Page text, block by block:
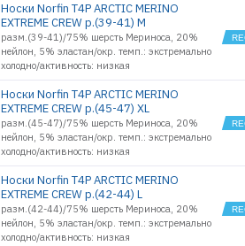
Носки Norfin T4P ARCTIC MERINO
EXTREME CREW р.(39-41) M
разм.(39-41)/75% шерсть Мериноса, 20%
нейлон, 5% эластан/окр. темп.: экстремально
холодно/активность: низкая
Носки Norfin T4P ARCTIC MERINO
EXTREME CREW р.(45-47) XL
разм.(45-47)/75% шерсть Мериноса, 20%
нейлон, 5% эластан/окр. темп.: экстремально
холодно/активность: низкая
Носки Norfin T4P ARCTIC MERINO
EXTREME CREW р.(42-44) L
разм.(42-44)/75% шерсть Мериноса, 20%
нейлон, 5% эластан/окр. темп.: экстремально
холодно/активность: низкая